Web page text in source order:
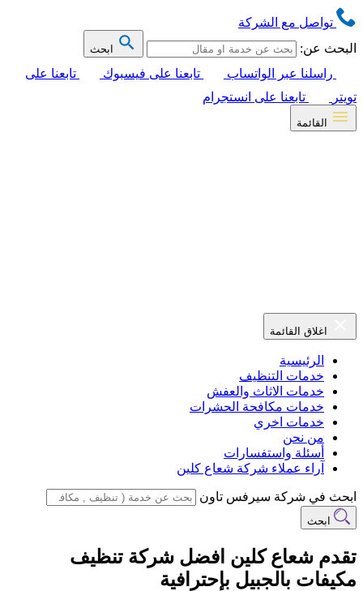
تواصل مع الشركة
البحث عن:
ابحث
راسلنا عبر الواتساب تابعنا على فيسبوك
تابعنا على
تويتر
تابعنا على انستجرام
القائمة
اغلاق القائمة
الرئيسية
خدمات التنظيف
خدمات الاثاث والعفش
خدمات مكافحة الحشرات
خدمات اخري
من نحن
أسئلة واستفسارات
آراء عملاء شركة شعاع كلين
ابحث في شركة سيرفس تاون
ابحث
تقدم شعاع كلين افضل شركة تنظيف
مكيفات بالجبيل بإحترافية